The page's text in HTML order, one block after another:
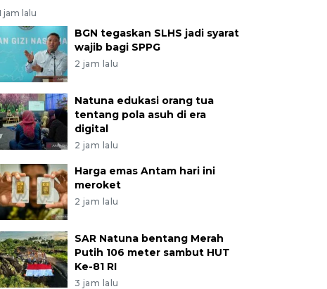
jam lalu
BGN tegaskan SLHS jadi syarat
wajib bagi SPPG
2 jam lalu
Natuna edukasi orang tua
tentang pola asuh di era
digital
2 jam lalu
Harga emas Antam hari ini
meroket
2 jam lalu
SAR Natuna bentang Merah
Putih 106 meter sambut HUT
Ke-81 RI
3 jam lalu